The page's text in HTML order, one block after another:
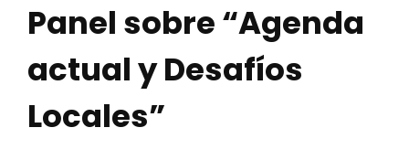
Panel sobre “Agenda
actual y Desafíos
Locales”